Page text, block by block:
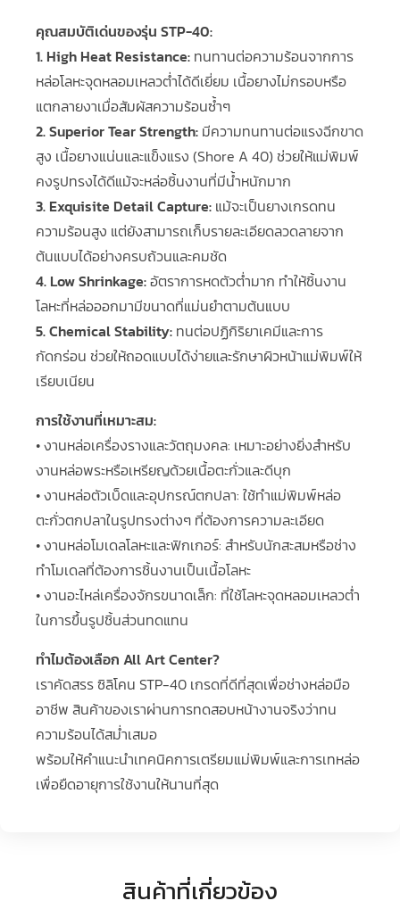
คุณสมบัติเด่นของรุ่น STP-40:
1. High Heat Resistance: ทนทานต่อความร้อนจากการ
หล่อโลหะจุดหลอมเหลวต่ำได้ดีเยี่ยม เนื้อยางไม่กรอบหรือ
แตกลายงาเมื่อสัมผัสความร้อนซ้ำๆ
2. Superior Tear Strength: มีความทนทานต่อแรงฉีกขาด
สูง เนื้อยางแน่นและแข็งแรง (Shore A 40) ช่วยให้แม่พิมพ์
คงรูปทรงได้ดีแม้จะหล่อชิ้นงานที่มีน้ำหนักมาก
3. Exquisite Detail Capture: แม้จะเป็นยางเกรดทน
ความร้อนสูง แต่ยังสามารถเก็บรายละเอียดลวดลายจาก
ต้นแบบได้อย่างครบถ้วนและคมชัด
4. Low Shrinkage:อัตราการหดตัวต่ำมาก ทำให้ชิ้นงาน
โลหะที่หล่อออกมามีขนาดที่แม่นยำตามต้นแบบ
5. Chemical Stability: ทนต่อปฏิกิริยาเคมีและการ
กัดกร่อน ช่วยให้ถอดแบบได้ง่ายและรักษาผิวหน้าแม่พิมพ์ให้
เรียบเนียน
การใช้งานที่เหมาะสม:
• งานหล่อเครื่องรางและวัตถุมงคล: เหมาะอย่างยิ่งสำหรับ
งานหล่อพระหรือเหรียญด้วยเนื้อตะกั่วและดีบุก
• งานหล่อตัวเบ็ดและอุปกรณ์ตกปลา: ใช้ทำแม่พิมพ์หล่อ
ตะกั่วตกปลาในรูปทรงต่างๆ ที่ต้องการความละเอียด
• งานหล่อโมเดลโลหะและฟิกเกอร์: สำหรับนักสะสมหรือช่าง
ทำโมเดลที่ต้องการชิ้นงานเป็นเนื้อโลหะ
• งานอะไหล่เครื่องจักรขนาดเล็ก: ที่ใช้โลหะจุดหลอมเหลวต่ำ
ในการขึ้นรูปชิ้นส่วนทดแทน
ทำไมต้องเลือก All Art Center?
เราคัดสรร ซิลิโคน STP-40 เกรดที่ดีที่สุดเพื่อช่างหล่อมือ
อาชีพ สินค้าของเราผ่านการทดสอบหน้างานจริงว่าทน
ความร้อนได้สม่ำเสมอ
พร้อมให้คำแนะนำเทคนิคการเตรียมแม่พิมพ์และการเทหล่อ
เพื่อยืดอายุการใช้งานให้นานที่สุด
สินค้าที่เกี่ยวข้อง